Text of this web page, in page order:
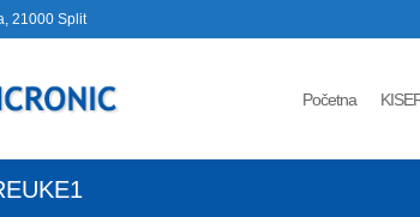
21000 Split
Početna